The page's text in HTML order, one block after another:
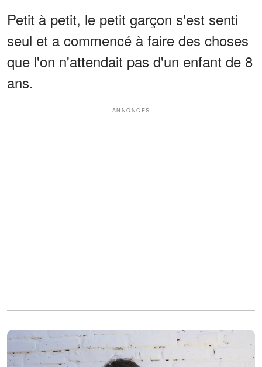
Petit à petit, le petit garçon s'est senti
seul et a commencé à faire des choses
que l'on n'attendait pas d'un enfant de 8
ans.
ANNONCES